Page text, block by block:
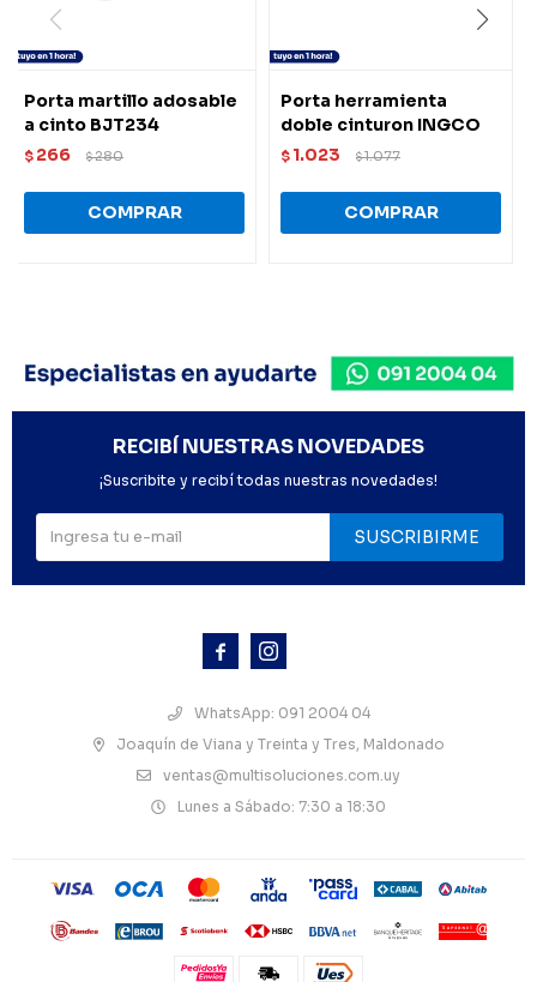
Porta martillo adosable
a cinto BJT234
$ 266 $280
Porta herramienta
doble cinturon INGCO
$ 1.023 $1.077
 
WhatsApp: 091 2004 04
Joaquín de Viana y Treinta y Tres, Maldonado
ventas@multisoluciones.com.uy
Lunes a Sábado: 7:30 a 18:30
RECIBÍ NUESTRAS NOVEDADES
¡Suscribite y recibí todas nuestras novedades!
SUSCRIBIRME